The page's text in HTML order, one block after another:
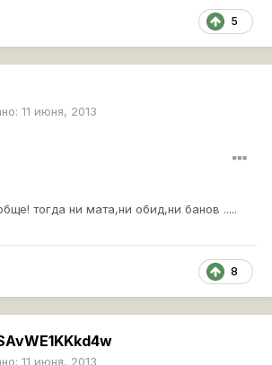
5
11 июня, 2013
тогда ни мата,ни обид,ни банов .....
8
11 июня, 2013